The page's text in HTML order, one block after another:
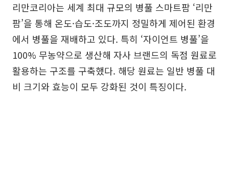
리만코리아는 세계 최대 규모의 병풀 스마트팜 ‘리만
팜’을 통해 온도·습도·조도까지 정밀하게 제어된 환경
에서 병풀을 재배하고 있다. 특히 ‘자이언트 병풀’을
100% 무농약으로 생산해 자사 브랜드의 독점 원료로
활용하는 구조를 구축했다. 해당 원료는 일반 병풀 대
비 크기와 효능이 모두 강화된 것이 특징이다.